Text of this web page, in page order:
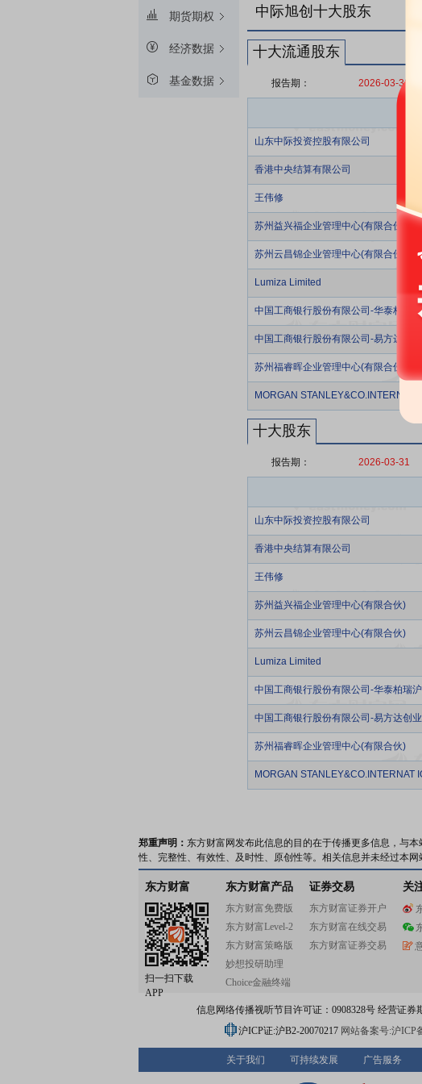
期货期权
经济数据
基金数据
中际旭创十大股东
十大流通股东
报告期： 2026-03-31
山东中际投资控股有限公司
香港中央结算有限公司
王伟修
苏州益兴福企业管理中心(有限合伙)
苏州云昌锦企业管理中心(有限合伙)
Lumiza Limited
中国工商银行股份有限公司-华泰柏瑞
中国工商银行股份有限公司-易方达创
苏州福睿晖企业管理中心(有限合伙)
MORGAN
十大股东
报告期： 2026-03-31
山东中际投资控股有限公司
香港中央结算有限公司
王伟修
苏州益兴福企业管理中心(有限合伙)
苏州云昌锦企业管理中心(有限合伙)
Lumiza Limited
中国工商银行股份有限公司-华泰柏瑞
中国工商银行股份有限公司-易方达创
苏州福睿晖企业管理中心(有限合伙)
MORGAN STANLEY&CO.INTERNAT
郑重声明： 东方财富网发布此信息的目的在于传播更多信息，与
性、完整性、有效性、及时性、原创性等。相关信息并未经过本
东方财富
扫一扫下载
APP
东方财富产品
东方财富免费版
东方财富Level-2
东方财富策略版
妙想投研助理
Choice金融终端
证券交易
东方财富证券开户
东方财富在线交易
东方财富证券交易
关
信息网络传播视听节目许可证：0908328号 经营证券
沪ICP证:沪B2-20070217 网站备案号:沪ICP
关于我们 可持续发展 广告服务